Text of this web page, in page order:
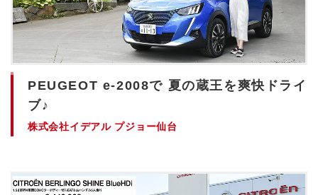
PEUGEOT e-2008で 夏の蔵王を爽快ドライ
ブ♪
株式会社イデアル プジョー仙台